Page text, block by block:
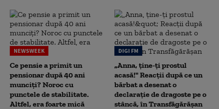
NEWSWEEK
Ce pensie a primit un
pensionar după 40 ani
munciți? Noroc cu
punctele de stabilitate.
Altfel, era foarte mică
DIGI FM
„Anna, ţine-ţi prostul
acasă!" Reacţii după ce un
bărbat a desenat o
declaraţie de dragoste pe o
stâncă, în Transfăgărăşan